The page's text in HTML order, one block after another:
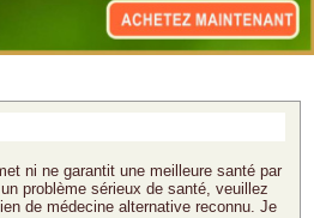
ni ne garantit une meilleure santé par
problème sérieux de santé, veuillez
de médecine alternative reconnu. Je